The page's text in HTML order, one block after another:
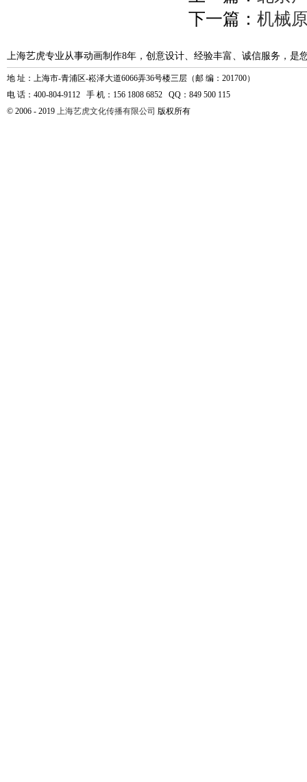
下一篇： 机械
上海艺虎专业从事动画制作8年，创意设计、经验丰富、诚信服务，是
地 址：上海市-青浦区-崧泽大道6066弄36号楼三层（邮 编：201700）
电 话：400-804-9112 手 机：156 1808 6852 QQ：849 500 115
© 2006 - 2019 上海艺虎文化传播有限公司 版权所有